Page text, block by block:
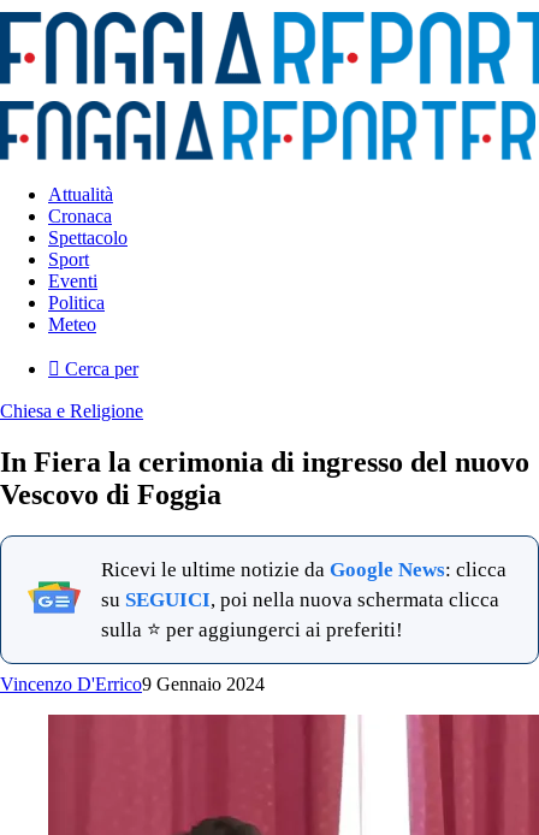
Attualità
Cronaca
Spettacolo
Sport
Eventi
Politica
Meteo
Cerca per
Chiesa e Religione
In Fiera la cerimonia di ingresso del nuovo
Vescovo di Foggia
Ricevi le ultime notizie da Google News: clicca
su SEGUICI, poi nella nuova schermata clicca
sulla ⭐ per aggiungerci ai preferiti!
Vincenzo D'Errico9 Gennaio 2024